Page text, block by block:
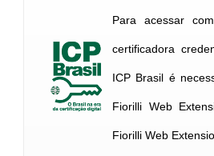
Para acessar
certificadora
ICP Brasil é
Fiorilli Web
Fiorilli Web